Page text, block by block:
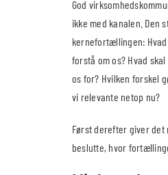
God
ikke med kanalen. Den
kernefortællingen:
forstå om os? Hvad
os for? Hvilken forskel
vi relevante netop nu?
Først derefter giver det
beslutte, hvor